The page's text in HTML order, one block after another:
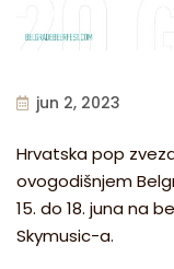
jun 2, 2023
Hrvatska pop
ovogodišnjem
15. do 18. juna na
Skymusic-a.